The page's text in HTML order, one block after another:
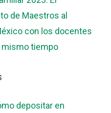
de Maestros al
con los docentes
mismo tiempo
depositar en